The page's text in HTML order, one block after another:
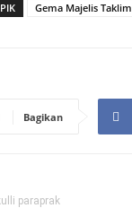
Gema Majelis Taklim
Bagikan
paraprak